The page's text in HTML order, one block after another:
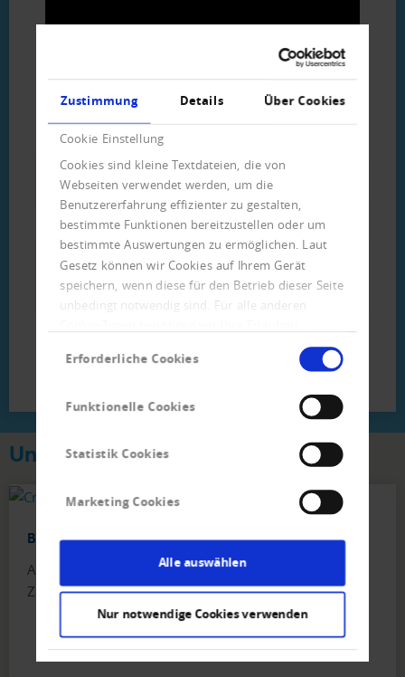
Zustimmung Details Über Cookies
Cookie Einstellung
Cookies sind kleine Textdateien, die von
Webseiten verwendet werden, um die
Benutzererfahrung effizienter zu gestalten,
bestimmte Funktionen bereitzustellen oder um
bestimmte Auswertungen zu ermöglichen. Laut
Gesetz können wir Cookies auf Ihrem Gerät
speichern, wenn diese für den Betrieb dieser Seite
unbedingt notwendig sind. Für alle anderen
Erforderliche Cookies
Funktionelle Cookies
Statistik Cookies
Marketing Cookies
Alle auswählen
Nur notwendige Cookies verwenden
Download
Flyer (411 KB)
Anleitung für Lieferanten (244
KB)
→ Link zum Anmeldeformular
Unsere Lösungen für Ihren Erfolg
Bonitätsprüfung und Risikobewertung
Auskünfte, Bonitätsprüfung, Monitoring,
Zahlungserfahrungen